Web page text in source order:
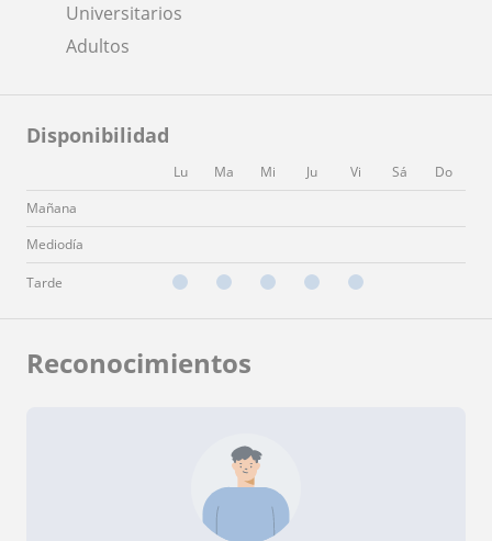
Universitarios
Adultos
Disponibilidad
Lu Ma Mi Ju Vi Sá
Do
Mañana
Mediodía
Tarde
Reconocimientos